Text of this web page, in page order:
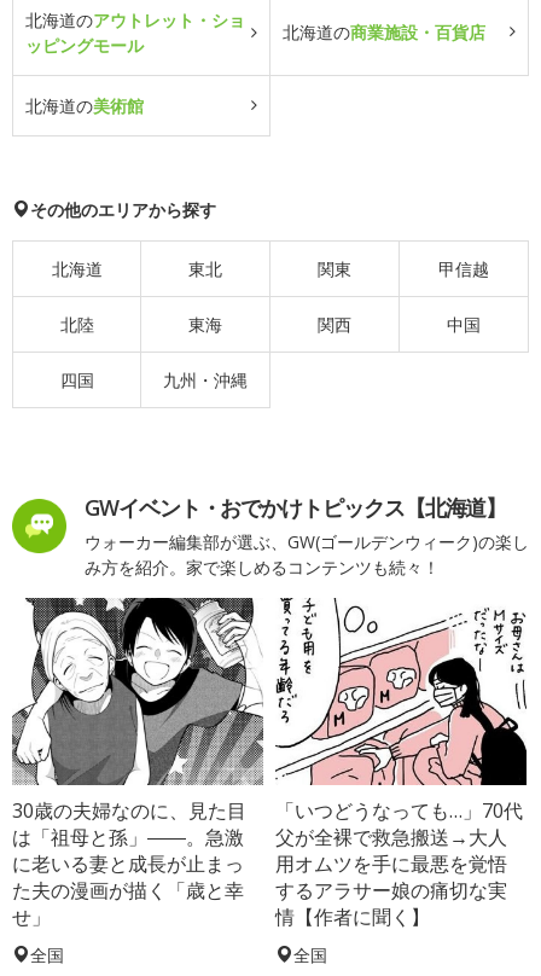
北海道のアウトレット・ショ
ッピングモール
北海道の商業施設・百貨店
北海道の美術館
その他のエリアから探す
北海道 東北 関東 甲信越
北陸 東海 関西 中国
四国 九州・沖縄
GWイベント・おでかけトピックス【北海道】
ウォーカー編集部が選ぶ、GW(ゴールデンウィーク)の楽し
み方を紹介。家で楽しめるコンテンツも続々！
30歳の夫婦なのに、見た目
は「祖母と孫」――。急激
に老いる妻と成長が止まっ
た夫の漫画が描く「歳と幸
せ」
全国
「いつどうなっても…」70代
父が全裸で救急搬送→大人
用オムツを手に最悪を覚悟
するアラサー娘の痛切な実
情【作者に聞く】
全国